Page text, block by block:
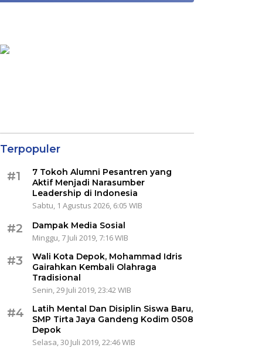
Terpopuler
#1
7 Tokoh Alumni Pesantren yang
Aktif Menjadi Narasumber
Leadership di Indonesia
Sabtu, 1 Agustus 2026, 6:05 WIB
#2
Dampak Media Sosial
Minggu, 7 Juli 2019, 7:16 WIB
#3
Wali Kota Depok, Mohammad Idris
Gairahkan Kembali Olahraga
Tradisional
Senin, 29 Juli 2019, 23:42 WIB
#4
Latih Mental Dan Disiplin Siswa Baru,
SMP Tirta Jaya Gandeng Kodim 0508
Depok
Selasa, 30 Juli 2019, 22:46 WIB